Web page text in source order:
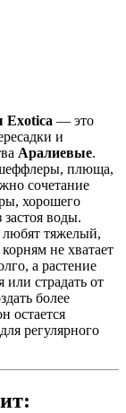
Exotica — это
и
Аралиевые.
шеффлеры, плюща,
сочетание
хорошего
воды.
любят тяжелый,
не хватает
а растение
или страдать от
более
остается
регулярного